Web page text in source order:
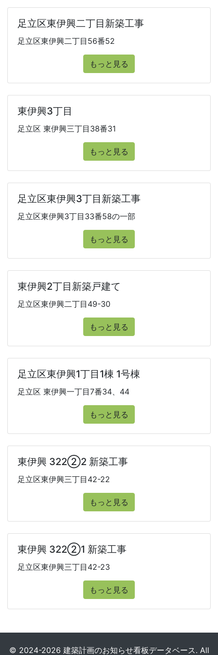
足立区東伊興二丁目新築工事
足立区東伊興二丁目56番52
もっと見る
東伊興3丁目
足立区 東伊興三丁目38番31
もっと見る
足立区東伊興3丁目新築工事
足立区東伊興3丁目33番58の一部
もっと見る
東伊興2丁目新築戸建て
足立区東伊興二丁目49-30
もっと見る
足立区東伊興1丁目1棟 1号棟
足立区 東伊興一丁目7番34、44
もっと見る
東伊興 322②2 新築工事
足立区東伊興三丁目42-22
もっと見る
東伊興 322②1 新築工事
足立区東伊興三丁目42-23
もっと見る
© 2024-2026 建築計画のお知らせ看板データベース. All